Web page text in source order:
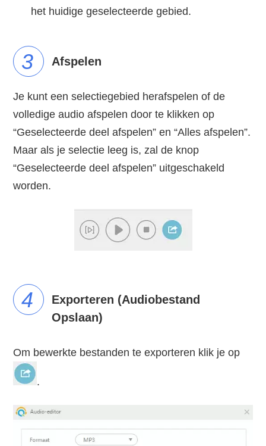
het huidige geselecteerde gebied.
3 Afspelen
Je kunt een selectiegebied herafspelen of de
volledige audio afspelen door te klikken op
“Geselecteerde deel afspelen” en “Alles afspelen”.
Maar als je selectie leeg is, zal de knop
“Geselecteerde deel afspelen” uitgeschakeld
worden.
4
Exporteren (Audiobestand
Opslaan)
Om bewerkte bestanden te exporteren klik je op
.